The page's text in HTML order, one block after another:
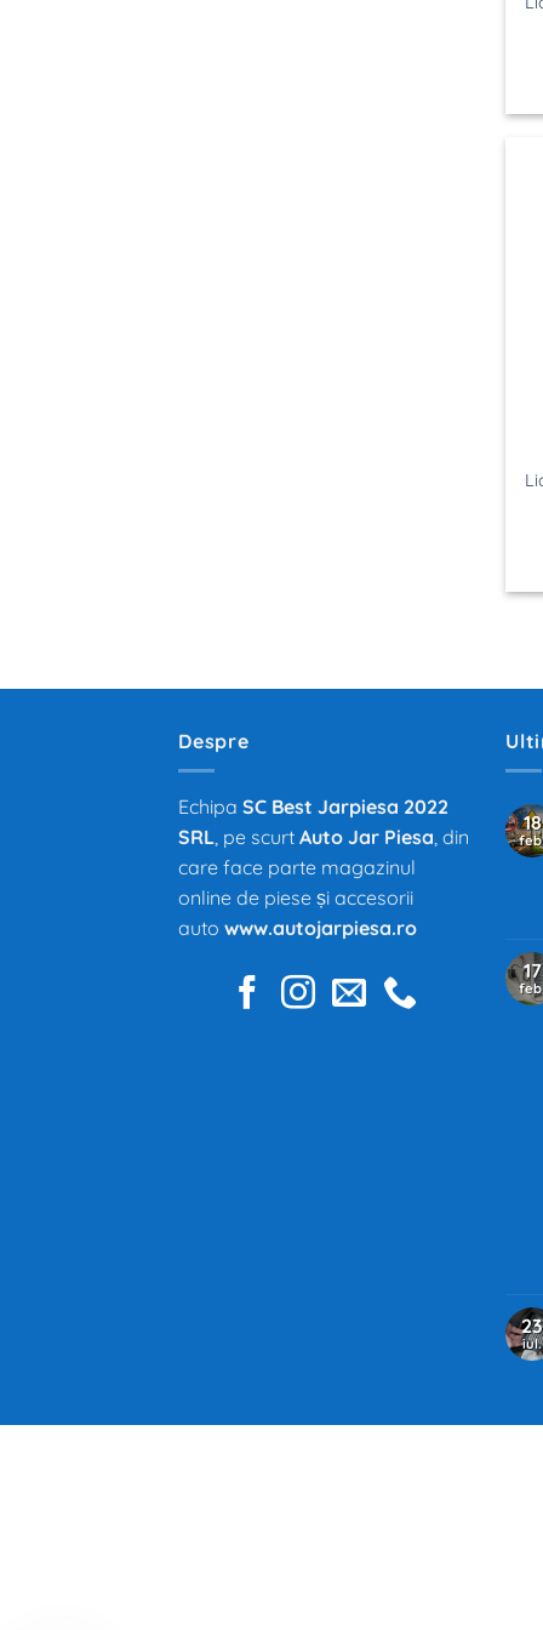
Despre
Echipa SC Best Jarpiesa 2022
SRL, pe scurt Auto Jar Piesa, din
care face parte magazinul
online de piese și accesorii
auto www.autojarpiesa.ro
18
17
23
iul.